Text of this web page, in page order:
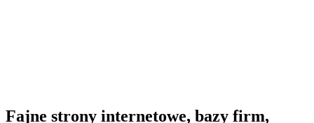
Fajne strony internetowe, bazy firm,